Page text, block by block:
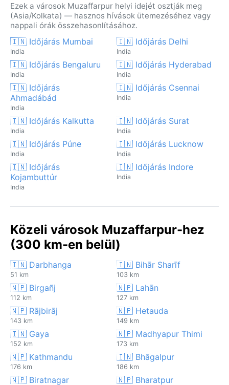
Ezek a városok Muzaffarpur helyi idejét osztják meg
(Asia/Kolkata) — hasznos hívások ütemezéséhez vagy
nappali órák összehasonlításához.
🇮🇳 Időjárás Mumbai
India
🇮🇳 Időjárás Delhi
India
🇮🇳 Időjárás Bengaluru
India
🇮🇳 Időjárás Hyderabad
India
🇮🇳 Időjárás
Ahmadábád
India
🇮🇳 Időjárás Csennai
India
🇮🇳 Időjárás Kalkutta
India
🇮🇳 Időjárás Surat
India
🇮🇳 Időjárás Púne
India
🇮🇳 Időjárás Lucknow
India
🇮🇳 Időjárás
Kojambuttúr
India
🇮🇳 Időjárás Indore
India
Közeli városok Muzaffarpur-hez
(300 km-en belül)
🇮🇳 Darbhanga
51 km
🇮🇳 Bihār Sharīf
103 km
🇳🇵 Birgañj
112 km
🇳🇵 Lahān
127 km
🇳🇵 Rājbirāj
143 km
🇳🇵 Hetauda
149 km
🇮🇳 Gaya
152 km
🇳🇵 Madhyapur Thimi
173 km
🇳🇵 Kathmandu
176 km
🇮🇳 Bhāgalpur
186 km
🇳🇵 Biratnagar 🇳🇵 Bharatpur